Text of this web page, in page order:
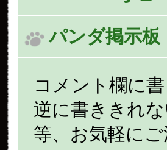
パンダ掲示板
コメント欄に
逆に書ききれ
等、お気軽に